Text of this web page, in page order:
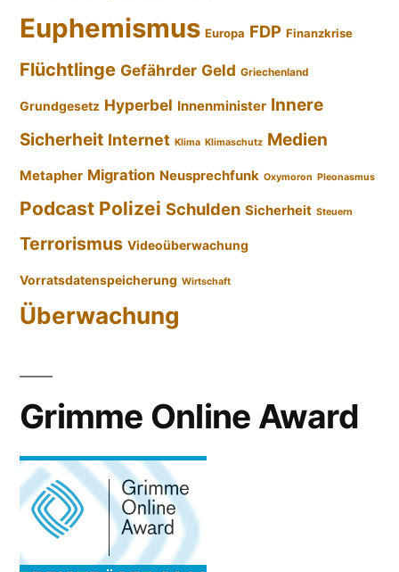
Euphemismus Europa FDP Finanzkrise
Flüchtlinge Gefährder Geld Griechenland
Grundgesetz Hyperbel Innenminister Innere
Sicherheit Internet Klima Klimaschutz Medien
Metapher Migration Neusprechfunk Oxymoron Pleonasmus
Podcast Polizei Schulden Sicherheit Steuern
Terrorismus Videoüberwachung
Vorratsdatenspeicherung Wirtschaft
Überwachung
Grimme Online Award